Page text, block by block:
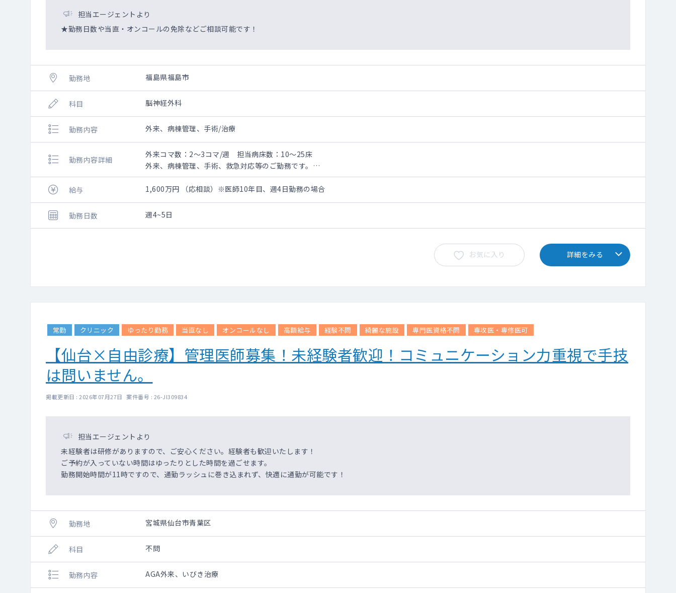
担当エージェントより
★勤務日数や当直・オンコールの免除などご相談可能です！
勤務地 福島県福島市
科目 脳神経外科
勤務内容 外来、病棟管理、手術/治療
勤務内容詳細
外来コマ数：2～3コマ/週 担当病床数：10～25床
外来、病棟管理、手術、救急対応等のご勤務です。
外来コマ数：2～3コマ/週
受け持ち病床数：約10床～約25床（応相談）
給与 1,600万円 （応相談）※医師10年目、週4日勤務の場合
勤務日数 週4~5日
お気に入り 詳細をみる
常勤 クリニック ゆったり勤務 当直なし オンコールなし 高額給与 経験不問 綺麗な施設 専門医資格不問 専攻医・専修医可
【仙台×自由診療】管理医師募集！未経験者歓迎！コミュニケーション力重視で手技
は問いません。
掲載更新日 : 2026年07月27日 案件番号 : 26-JI309834
担当エージェントより
未経験者は研修がありますので、ご安心ください。経験者も歓迎いたします！
ご予約が入っていない時間はゆったりとした時間を過ごせます。
勤務開始時間が11時ですので、通勤ラッシュに巻き込まれず、快適に通勤が可能です！
勤務地 宮城県仙台市青葉区
科目 不問
勤務内容 AGA外来、いびき治療